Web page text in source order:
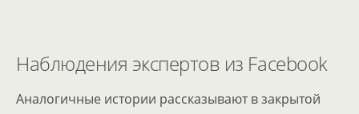
Наблюдения экспертов из Facebook
Аналогичные истории рассказывают в закрытой